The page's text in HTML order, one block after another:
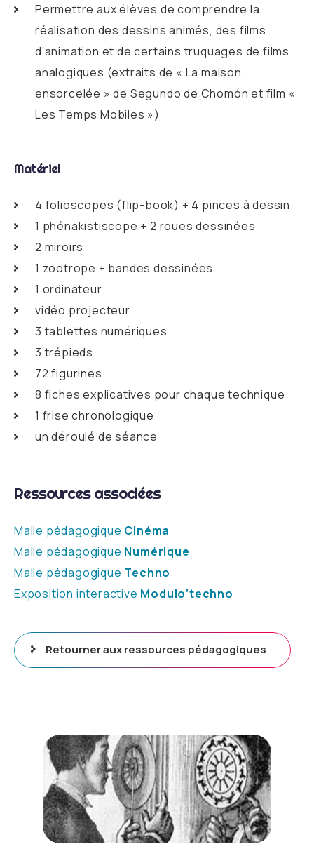
Permettre aux élèves de comprendre la
réalisation des dessins animés, des films
d’animation et de certains truquages de films
analogiques (extraits de « La maison
ensorcelée » de Segundo de Chomón et film «
Les Temps Mobiles »)
Matériel
4 folioscopes (flip-book) + 4 pinces à dessin
1 phénakistiscope + 2 roues dessinées
2 miroirs
1 zootrope + bandes dessinées
1 ordinateur
vidéo projecteur
3 tablettes numériques
3 trépieds
72 figurines
8 fiches explicatives pour chaque technique
1 frise chronologique
un déroulé de séance
Ressources associées
Malle pédagogique Cinéma
Malle pédagogique Numérique
Malle pédagogique Techno
Exposition interactive Modulo’techno
Retourner aux ressources pédagogiques